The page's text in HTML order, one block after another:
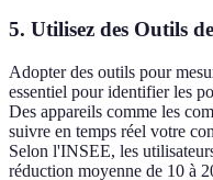
5. Utilisez des Outils
Adopter des outils pour
essentiel pour identifier les
Des appareils comme les
suivre en temps réel votre
Selon l'INSEE, les
réduction moyenne de 10 à